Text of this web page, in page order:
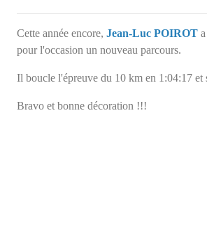
Cette année encore, Jean-Luc POIROT
pour l'occasion un nouveau parcours.
Il boucle l'épreuve du 10 km en 1:04:17 et
Bravo et bonne décoration !!!